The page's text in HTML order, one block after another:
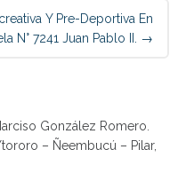
Y Pre-Deportiva En
N° 7241 Juan Pablo II. →
González Romero.
– Ñeembucú – Pilar,